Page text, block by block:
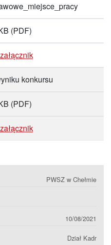
(PDF)
konkursu
(PDF)
PWSZ w Chełmie
10/08/2021
Dział Kadr